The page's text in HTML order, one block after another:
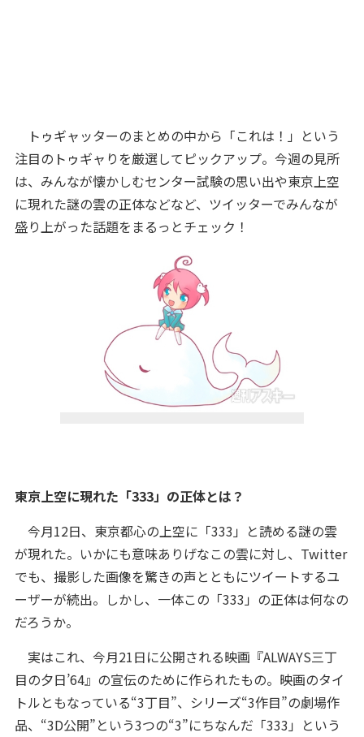
トゥギャッターのまとめの中から「これは！」という
注目のトゥギャりを厳選してピックアップ。今週の見所
は、みんなが懐かしむセンター試験の思い出や東京上空
に現れた謎の雲の正体などなど、ツイッターでみんなが
盛り上がった話題をまるっとチェック！
東京上空に現れた「333」の正体とは？
今月12日、東京都心の上空に「333」と読める謎の雲
が現れた。いかにも意味ありげなこの雲に対し、Twitter
でも、撮影した画像を驚きの声とともにツイートするユ
ーザーが続出。しかし、一体この「333」の正体は何なの
だろうか。
実はこれ、今月21日に公開される映画『ALWAYS三丁
目の夕日’64』の宣伝のために作られたもの。映画のタイ
トルともなっている“3丁目”、シリーズ“3作目”の劇場作
品、“3D公開”という3つの“3”にちなんだ「333」という